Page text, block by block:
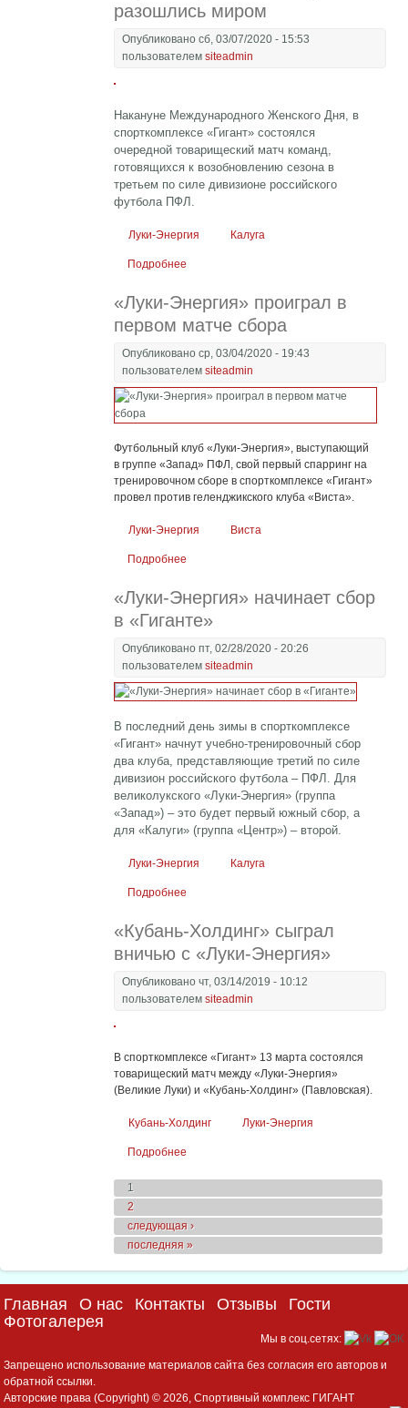
разошлись миром
Опубликовано сб, 03/07/2020 - 15:53
пользователемsiteadmin
Накануне Международного Женского Дня, в
спорткомплексе «Гигант» состоялся
очередной товарищеский матч команд,
готовящихся к возобновлению сезона в
третьем по силе дивизионе российского
футбола ПФЛ.
Луки-Энергия Калуга
Подробнее
«Луки-Энергия» проиграл в
первом матче сбора
Опубликовано ср, 03/04/2020 - 19:43
пользователемsiteadmin
Футбольный клуб «Луки-Энергия», выступающий
в группе «Запад» ПФЛ, свой первый спарринг на
тренировочном сборе в спорткомплексе «Гигант»
провел против геленджикского клуба «Виста».
Луки-Энергия Виста
Подробнее
«Луки-Энергия» начинает сбор
в «Гиганте»
Опубликовано пт, 02/28/2020 - 20:26
пользователемsiteadmin
В последний день зимы в спорткомплексе
«Гигант» начнут учебно-тренировочный сбор
два клуба, представляющие третий по силе
дивизион российского футбола – ПФЛ. Для
великолукского «Луки-Энергия» (группа
«Запад») – это будет первый южный сбор, а
для «Калуги» (группа «Центр») – второй.
Луки-Энергия Калуга
Подробнее
«Кубань-Холдинг» сыграл
вничью с «Луки-Энергия»
Опубликовано чт, 03/14/2019 - 10:12
пользователемsiteadmin
В спорткомплексе «Гигант» 13 марта состоялся
товарищеский матч между «Луки-Энергия»
(Великие Луки) и «Кубань-Холдинг» (Павловская).
Кубань-Холдинг Луки-Энергия
Подробнее
Страницы
1
2
следующая ›
последняя »
Главная О нас Контакты Отзывы
Гости
Фотогалерея
Мы в соц.сетях:
Запрещено использование материалов сайта без согласия его авторов и
обратной ссылки.
Авторские права (Copyright) © 2026, Спортивный комплекс ГИГАНТ